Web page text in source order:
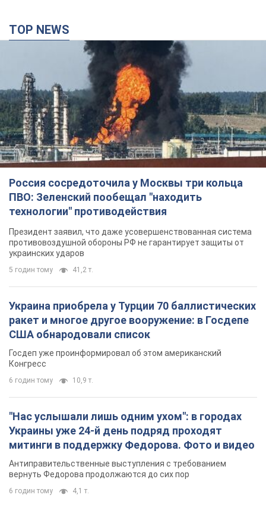
TOP NEWS
Россия сосредоточила у Москвы три кольца
ПВО: Зеленский пообещал "находить
технологии" противодействия
Президент заявил, что даже усовершенствованная система
противовоздушной обороны РФ не гарантирует защиты от
украинских ударов
5 годин тому 41,2 т.
Украина приобрела у Турции 70 баллистических
ракет и многое другое вооружение: в Госдепе
США обнародовали список
Госдеп уже проинформировал об этом американский
Конгресс
6 годин тому 10,9 т.
"Нас услышали лишь одним ухом": в городах
Украины уже 24-й день подряд проходят
митинги в поддержку Федорова. Фото и видео
Антиправительственные выступления с требованием
вернуть Федорова продолжаются до сих пор
6 годин тому 4,1 т.